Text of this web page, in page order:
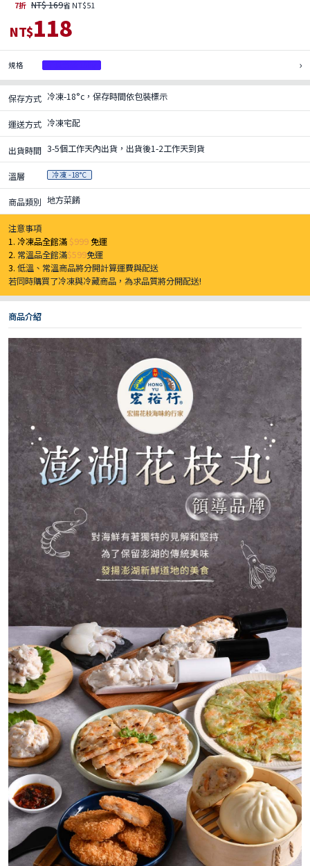
7折 NT$ 169省 NT$51
NT$118
規格 ›
保存方式 冷凍-18°c，保存時間依包裝標示
運送方式 冷凍宅配
出貨時間 3-5個工作天內出貨，出貨後1-2工作天到貨
溫層 冷凍 -18°C
商品類別 地方菜餚
注意事項
1. 冷凍品全館滿 $999免運
2. 常溫品全館滿$599免運
3.低溫、常溫商品將分開計算運費與配送
若同時購買了冷凍與冷藏商品，為求品質將分開配送!
商品介紹